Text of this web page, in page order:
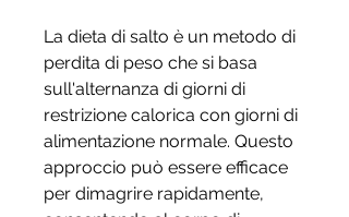
La dieta di salto è un metodo di
perdita di peso che si basa
sull'alternanza di giorni di
restrizione calorica con giorni di
alimentazione normale. Questo
approccio può essere efficace
per dimagrire rapidamente,